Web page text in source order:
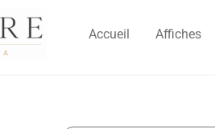
Accueil Affiches